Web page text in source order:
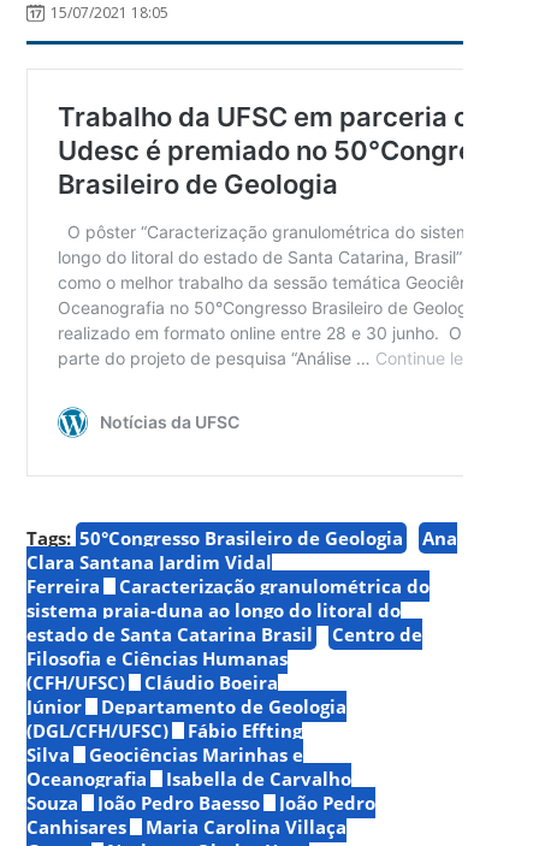
15/07/2021 18:05
Tags: 50°Congresso Brasileiro de Geologia
Ana
Clara Santana Jardim Vidal
Ferreira
Caracterização granulométrica do
sistema praia-duna ao longo do litoral do
estado de Santa Catarina Brasil
Centro de
Filosofia e Ciências Humanas
(CFH/UFSC)
Cláudio Boeira
Júnior
Departamento de Geologia
(DGL/CFH/UFSC)
Fábio Effting
Silva
Geociências Marinhas e
Oceanografia
Isabella de Carvalho
Souza
João Pedro Baesso
João Pedro
Canhisares
Maria Carolina Villaça